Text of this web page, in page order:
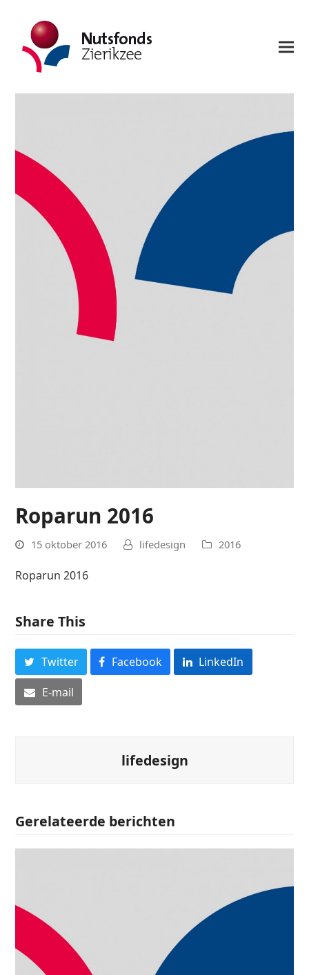
Roparun 2016
15 oktober 2016 lifedesign 2016
Roparun 2016
Share This
Twitter Facebook
LinkedIn
E-mail
lifedesign
Gerelateerde berichten